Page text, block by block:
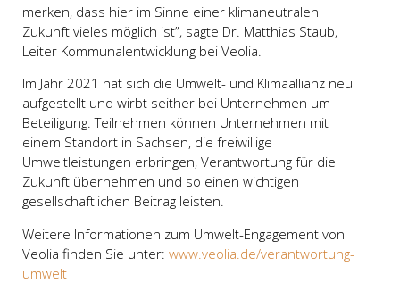
merken, dass hier im Sinne einer klimaneutralen
Zukunft vieles möglich ist”, sagte Dr. Matthias Staub,
Leiter Kommunalentwicklung bei Veolia.
Im Jahr 2021 hat sich die Umwelt- und Klimaallianz neu
aufgestellt und wirbt seither bei Unternehmen um
Beteiligung. Teilnehmen können Unternehmen mit
einem Standort in Sachsen, die freiwillige
Umweltleistungen erbringen, Verantwortung für die
Zukunft übernehmen und so einen wichtigen
gesellschaftlichen Beitrag leisten.
Weitere Informationen zum Umwelt-Engagement von
Veolia finden Sie unter: www.veolia.de/verantwortung-
umwelt